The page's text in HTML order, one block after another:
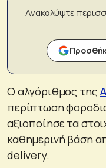
Ανακαλύψτε
Ο αλγόριθμος της
περίπτωση
αξιοποίησε τα
καθημερινή βάση
delivery.